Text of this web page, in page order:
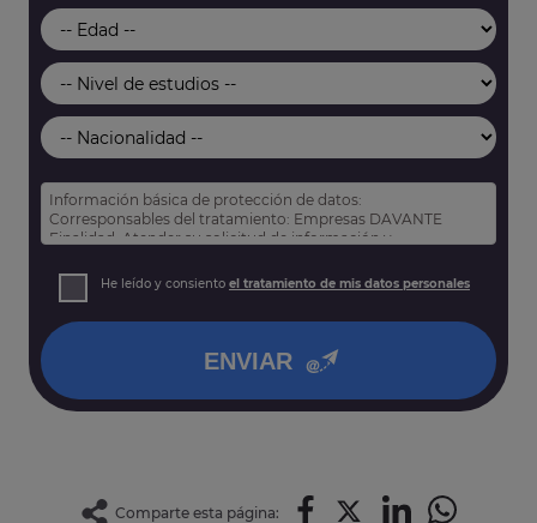
Información básica de protección de datos:
Corresponsables del tratamiento: Empresas DAVANTE
Finalidad: Atender su solicitud de información y
Derechos: Puede acceder, rectificar y suprimir sus datos,
así como otros derechos tal y como se explica en nuestra
He leído y consiento el tratamiento de mis datos personales
ENVIAR
Comparte esta página: